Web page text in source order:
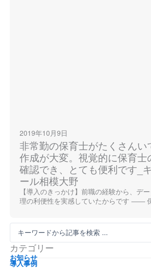
2019年10月9日
非常勤の保育士がたくさんい
作成が大変。視覚的に保育士
確認でき、とても便利です_
ール相模大野
【導入のきっかけ】前職の経験から、デ
理の利便性を実感していたからです ――
S
a
r
c
カテゴリー
お知らせ
導入事例